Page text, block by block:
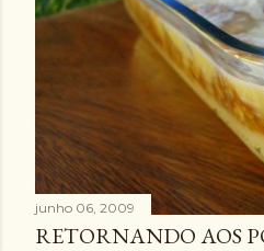
junho 06, 2009
RETORNANDO AOS